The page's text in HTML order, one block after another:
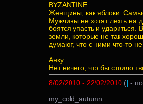
BYZANTINE
Женщины, как яблоки.
Мужчины не хотят лезть на
боятся упасть и удариться.
земли, которые не так
думают, что с ними что-то
Анку
Нет ничего, что бы стоило
8/02/2010 - 22/02/2010 (| -
my_cold_autumn